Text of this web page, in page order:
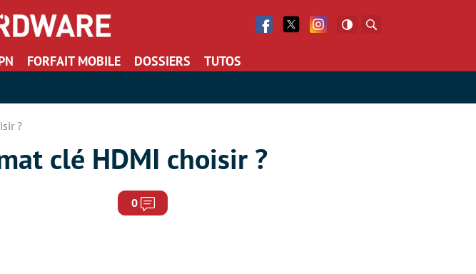
Facebook
Twitter Facebook
FORFAIT MOBILE DOSSIERS TUTOS
?
clé HDMI choisir ?
0 Commentaires